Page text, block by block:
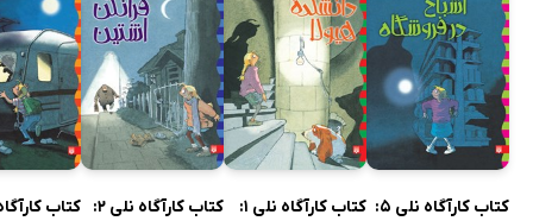
کتاب کارآگاه نلی 5:
کتاب کارآگاه نلی 1:
کتاب کارآگاه نلی 2: